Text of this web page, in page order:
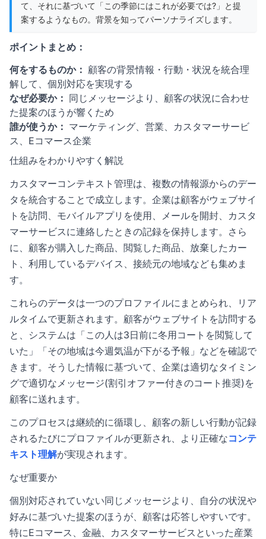
て、それに基づいて「この季節にはこれが必要では?」と提
案するようなもの。背景を知ってパーソナライズします。
ポイントまとめ：
何をするものか： 顧客の背景情報・行動・状況を統合理
解して、個別対応を実現する
なぜ必要か： 同じメッセージより、顧客の状況に合わせ
た提案のほうが響くため
誰が使うか： マーケティング、営業、カスタマーサービ
ス、Eコマース企業
仕組みをわかりやすく解説
カスタマーコンテキスト管理は、複数の情報源からのデー
タを統合することで成立します。企業は顧客がウェブサイ
トを訪問、モバイルアプリを使用、メールを開封、カスタ
マーサービスに連絡したときの記録を保持します。さら
に、顧客が購入した商品、閲覧した商品、放棄したカー
ト、利用しているデバイス、接続元の地域なども集めま
す。
これらのデータは一つのプロファイルにまとめられ、リア
ルタイムで更新されます。顧客がウェブサイトを訪問する
と、システムは「この人は3日前に冬用コートを閲覧して
いた」「その地域は今週気温が下がる予報」などを確認で
きます。そうした情報に基づいて、企業は適切なタイミン
グで適切なメッセージ(割引オファー付きのコート推奨)を
顧客に送れます。
このプロセスは継続的に循環し、顧客の新しい行動が記録
されるたびにプロファイルが更新され、より正確なコンテ
キスト理解が実現されます。
なぜ重要か
個別対応されていない同じメッセージより、自分の状況や
好みに基づいた提案のほうが、顧客は応答しやすいです。
特にEコマース、金融、カスタマーサービスといった産業